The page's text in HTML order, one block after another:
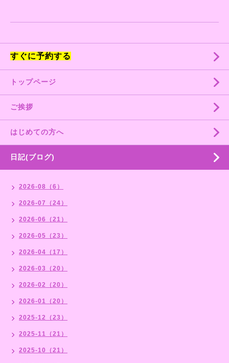
すぐに予約する
トップページ
ご挨拶
はじめての方へ
日記(ブログ)
2026-08（6）
2026-07（24）
2026-06（21）
2026-05（23）
2026-04（17）
2026-03（20）
2026-02（20）
2026-01（20）
2025-12（23）
2025-11（21）
2025-10（21）